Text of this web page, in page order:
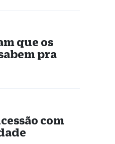
que os
pra
com